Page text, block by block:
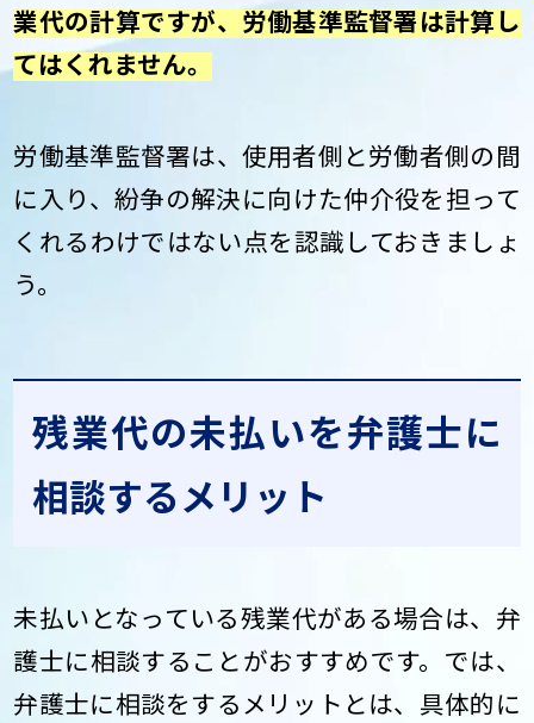
業代の計算ですが、労働基準監督署は計算し
てはくれません。
労働基準監督署は、使用者側と労働者側の間
に入り、紛争の解決に向けた仲介役を担って
くれるわけではない点を認識しておきましょ
う。
残業代の未払いを弁護士に
相談するメリット
未払いとなっている残業代がある場合は、弁
護士に相談することがおすすめです。では、
弁護士に相談をするメリットとは、具体的に